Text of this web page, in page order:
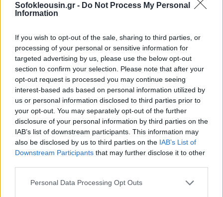
Sofokleousin.gr - Do Not Process My Personal
Information
If you wish to opt-out of the sale, sharing to third parties, or
processing of your personal or sensitive information for
targeted advertising by us, please use the below opt-out
section to confirm your selection. Please note that after your
opt-out request is processed you may continue seeing
interest-based ads based on personal information utilized by
us or personal information disclosed to third parties prior to
your opt-out. You may separately opt-out of the further
disclosure of your personal information by third parties on the
IAB’s list of downstream participants. This information may
also be disclosed by us to third parties on the IAB’s List of
Downstream Participants that may further disclose it to other
Personal Data Processing Opt Outs
Η πρώτη κατοικία των οφειλετών τίθεται εκτός
της λίστας των πλειστηριασμών, εφόσον, η αξία
της οποίας βρίσκεται κοντά στα όρια της απαλλαγής
από το φόρο μεταβίβασης, για την απόκτηση πρώτης
κατοικίας.